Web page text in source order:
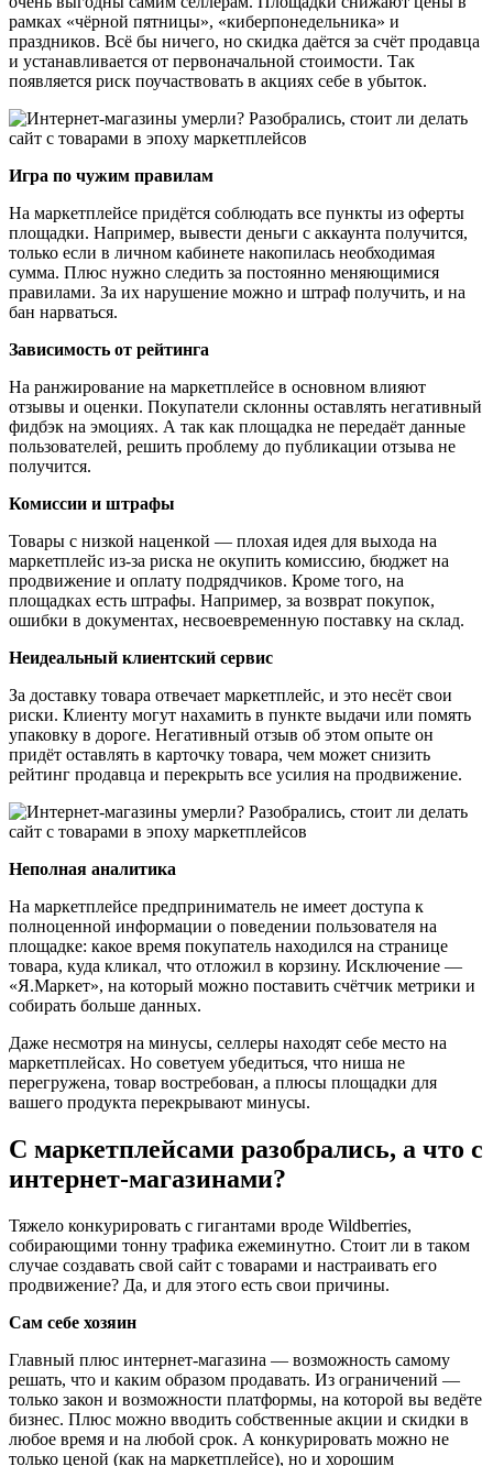
рамках «чёрной пятницы», «киберпонедельника» и
праздников. Всё бы ничего, но скидка даётся за счёт продавца
и устанавливается от первоначальной стоимости. Так
появляется риск поучаствовать в акциях себе в убыток.
Игра по чужим правилам
На маркетплейсе придётся соблюдать все пункты из оферты
площадки. Например, вывести деньги с аккаунта получится,
только если в личном кабинете накопилась необходимая
сумма. Плюс нужно следить за постоянно меняющимися
правилами. За их нарушение можно и штраф получить, и на
бан нарваться.
Зависимость от рейтинга
На ранжирование на маркетплейсе в основном влияют
отзывы и оценки. Покупатели склонны оставлять негативный
фидбэк на эмоциях. А так как площадка не передаёт данные
пользователей, решить проблему до публикации отзыва не
получится.
Комиссии и штрафы
Товары с низкой наценкой — плохая идея для выхода на
маркетплейс из-за риска не окупить комиссию, бюджет на
продвижение и оплату подрядчиков. Кроме того, на
площадках есть штрафы. Например, за возврат покупок,
ошибки в документах, несвоевременную поставку на склад.
Неидеальный клиентский сервис
За доставку товара отвечает маркетплейс, и это несёт свои
риски. Клиенту могут нахамить в пункте выдачи или помять
упаковку в дороге. Негативный отзыв об этом опыте он
придёт оставлять в карточку товара, чем может снизить
рейтинг продавца и перекрыть все усилия на продвижение.
Неполная аналитика
На маркетплейсе предприниматель не имеет доступа к
полноценной информации о поведении пользователя на
площадке: какое время покупатель находился на странице
товара, куда кликал, что отложил в корзину. Исключение —
«‎Я.Маркет»‎, на который можно поставить счётчик метрики и
собирать больше данных.
Даже несмотря на минусы, селлеры находят себе место на
маркетплейсах. Но советуем убедиться, что ниша не
перегружена, товар востребован, а плюсы площадки для
вашего продукта перекрывают минусы.
С маркетплейсами разобрались, а что с
интернет-магазинами?
Тяжело конкурировать с гигантами вроде Wildberries,
собирающими тонну трафика ежеминутно. Стоит ли в таком
случае создавать свой сайт с товарами и настраивать его
продвижение? Да, и для этого есть свои причины.
Сам себе хозяин
Главный плюс интернет-магазина — возможность самому
решать, что и каким образом продавать. Из ограничений —
только закон и возможности платформы, на которой вы ведёте
бизнес. Плюс можно вводить собственные акции и скидки в
любое время и на любой срок. А конкурировать можно не
только ценой (как на маркетплейсе), но и хорошим